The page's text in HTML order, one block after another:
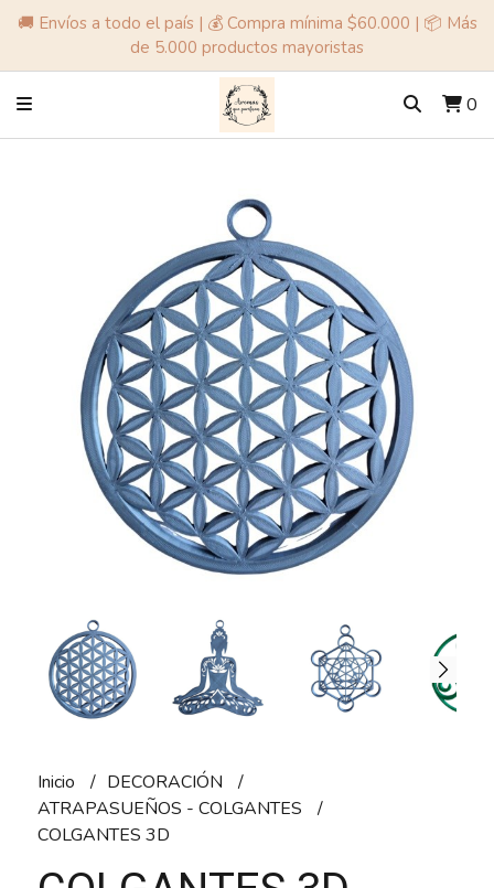
🚚 Envíos a todo el país | 💰 Compra mínima $60.000 | 📦 Más
de 5.000 productos mayoristas
0
Inicio
DECORACIÓN
ATRAPASUEÑOS - COLGANTES
COLGANTES 3D